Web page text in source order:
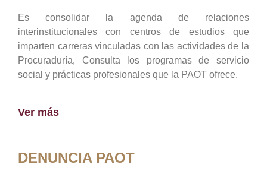
Es consolidar la agenda de relaciones
interinstitucionales con centros de estudios que
imparten carreras vinculadas con las actividades de la
Procuraduría, Consulta los programas de servicio
social y prácticas profesionales que la PAOT ofrece.
Ver más
DENUNCIA PAOT